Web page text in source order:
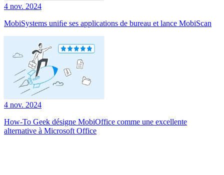
4 nov. 2024
MobiSystems uniﬁe ses applications de bureau et lance MobiScan
4 nov. 2024
How-To Geek désigne MobiOffice comme une excellente
alternative à Microsoft Office